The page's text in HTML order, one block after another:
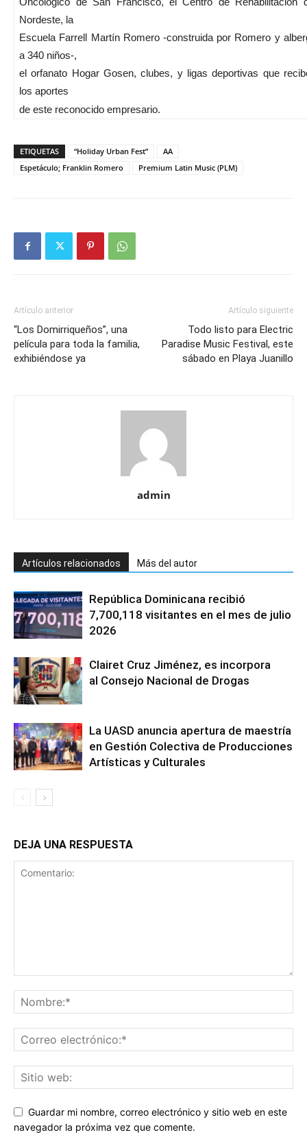
Nordeste, la
Escuela Farrell Martín Romero -construida por Romero y
a 340 niños-,
el orfanato Hogar Gosen, clubes, y ligas deportivas que
los aportes
de este reconocido empresario.
ETIQUETAS “Holiday Urban Fest”
AA
Espetáculo; Franklin Romero
Premium Latin Music (PLM)
Artículo anterior
“Los Domirriqueños”, una
película para toda la familia,
exhibiéndose ya
Artículo siguiente
Todo listo para Electric
Paradise Music Festival, este
sábado en Playa Juanillo
admin
Artículos relacionados Más del autor
República Dominicana recibió
7,700,118 visitantes en el mes de julio
2026
Clairet Cruz Jiménez, es incorpora
al Consejo Nacional de Drogas
La UASD anuncia apertura de maestría
en Gestión Colectiva de Producciones
Artísticas y Culturales
DEJA UNA RESPUESTA
Guardar mi nombre, correo electrónico y sitio web en este
navegador la próxima vez que comente.